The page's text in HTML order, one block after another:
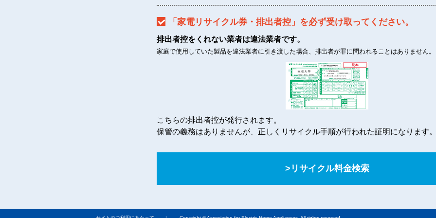
「家電リサイクル券・排出者控」を必ず受け取ってください。
排出者控をくれない業者は違法業者です。
家庭で使用していた製品を違法業者に引き渡した場合、 排出者が罪に問われることはありません。
こちらの排出者控が発行されます。
保管の義務はありませんが、正しくリサイクル手順が行われた証明になります
>リサイクル料金検索